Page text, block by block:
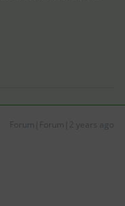
Forum|Forum|2 years ago